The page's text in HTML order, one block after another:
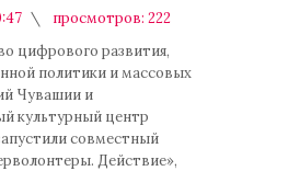
просмотров: 222
0
цифрового развития,
политики и массовых
Чувашии и
культурный центр
совместный
Действие»,